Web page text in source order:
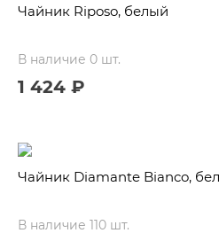
Чайник Riposo, белый
В наличие 0 шт.
1 424 ₽
Чайник Diamante Bianco,
В наличие 110 шт.